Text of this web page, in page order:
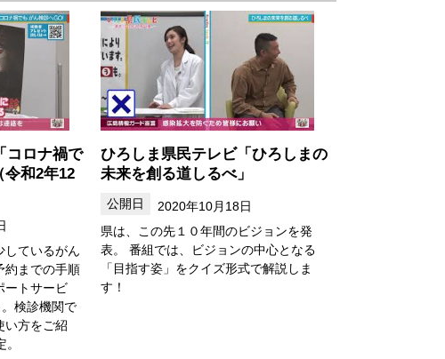
コロナ禍で
令和2年12
しているがん
約までの手順
ートサービ
検診機関で
い方をご紹
ひろしま県民テレビ「ひろしまの
未来を創る道しるべ」
2020年10月18日
県は、この先１０年間のビジョンを発
表。 番組では、ビジョンの中心となる
「目指す姿」をクイズ形式で解説しま
す！